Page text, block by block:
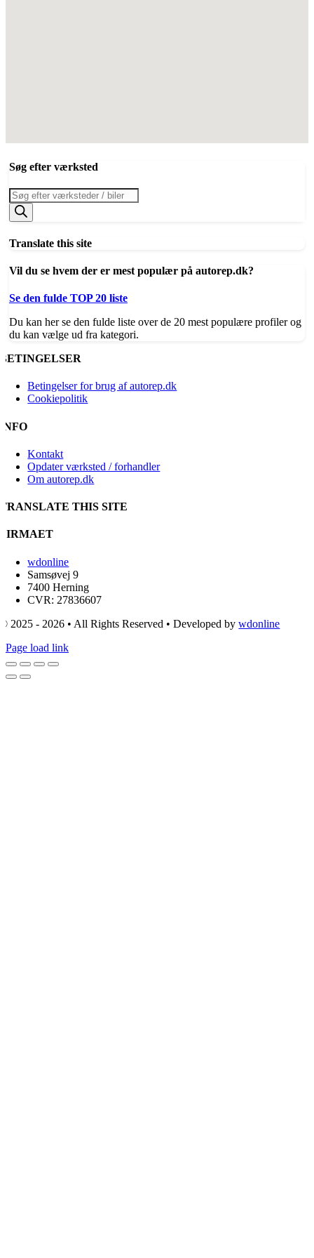
Søg efter værksted
Products
search
Translate this site
Vil du se hvem der er mest populær på autorep.dk?
Se den fulde TOP 20 liste
Du kan her se den fulde liste over de 20 mest populære profiler og
du kan vælge ud fra kategori.
BETINGELSER
Betingelser for brug af autorep.dk
Cookiepolitik
INFO
Kontakt
Opdater værksted / forhandler
Om autorep.dk
TRANSLATE THIS SITE
FIRMAET
wdonline
Samsøvej 9
7400 Herning
CVR: 27836607
© 2025 - 2026 • All Rights Reserved • Developed bywdonline
Page load link